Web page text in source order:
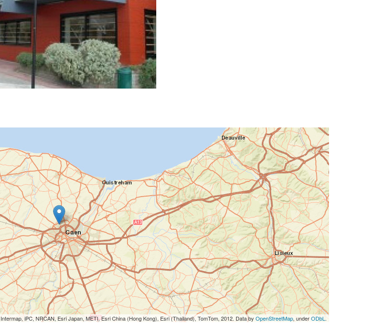
iPC, NRCAN, Esri Japan, METI, Esri China (Hong Kong), Esri (Thailand), TomTom, 2012. Data by OpenStreetMap, underODbL .